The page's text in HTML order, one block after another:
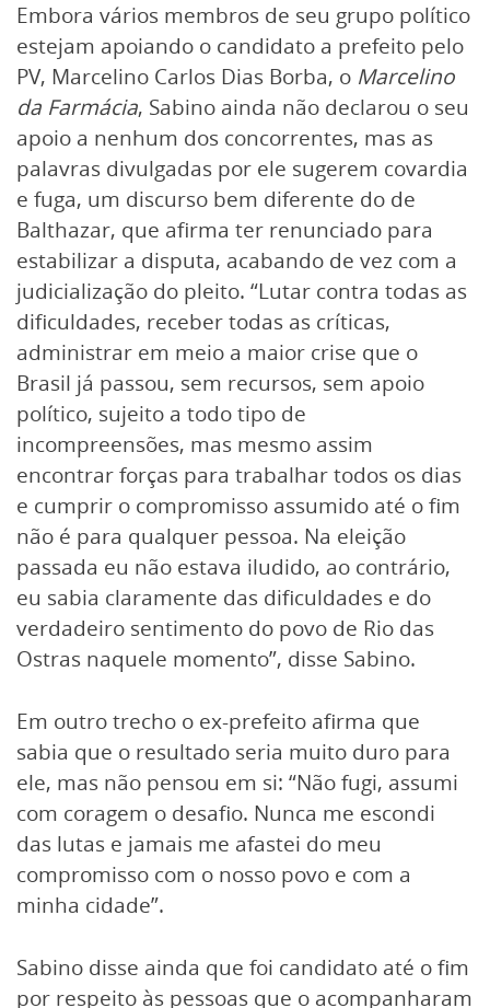
Embora vários membros de seu grupo político
estejam apoiando o candidato a prefeito pelo
PV, Marcelino Carlos Dias Borba, o Marcelino
da Farmácia, Sabino ainda não declarou o seu
apoio a nenhum dos concorrentes, mas as
palavras divulgadas por ele sugerem covardia
e fuga, um discurso bem diferente do de
Balthazar, que afirma ter renunciado para
estabilizar a disputa, acabando de vez com a
judicialização do pleito. “Lutar contra todas as
dificuldades, receber todas as críticas,
administrar em meio a maior crise que o
Brasil já passou, sem recursos, sem apoio
político, sujeito a todo tipo de
incompreensões, mas mesmo assim
encontrar forças para trabalhar todos os dias
e cumprir o compromisso assumido até o fim
não é para qualquer pessoa. Na eleição
passada eu não estava iludido, ao contrário,
eu sabia claramente das dificuldades e do
verdadeiro sentimento do povo de Rio das
Ostras naquele momento”, disse Sabino.
Em outro trecho o ex-prefeito afirma que
sabia que o resultado seria muito duro para
ele, mas não pensou em si: “Não fugi, assumi
com coragem o desafio. Nunca me escondi
das lutas e jamais me afastei do meu
compromisso com o nosso povo e com a
minha cidade”.
Sabino disse ainda que foi candidato até o fim
por respeito às pessoas que o acompanharam